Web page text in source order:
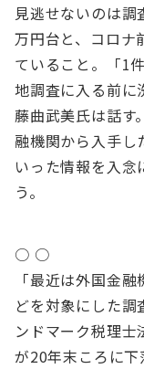
見逃せないのは
万円台と、コロナ
ていること。「1
地調査に入る前に
藤曲武美氏は話す
融機関から入手し
いった情報を入念
う。
○ ○
「最近は外国金
どを対象にした
ンドマーク税理
が20年末ころに